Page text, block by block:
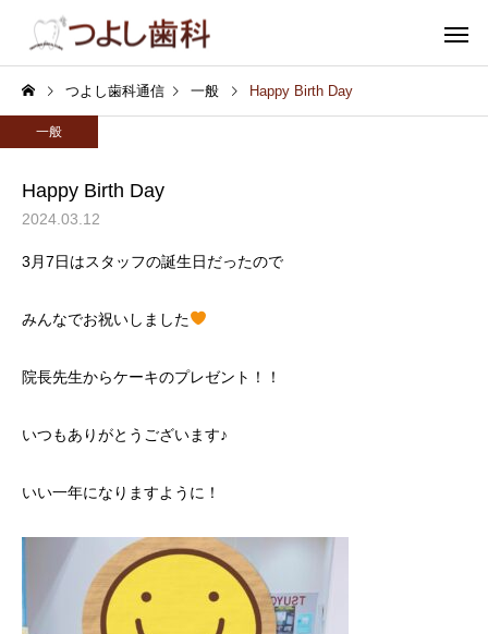
むし歯
審美歯科
つよし歯科通信 一般 Happy Birth Day
一般
Happy Birth Day
2024.03.12
3月7日はスタッフの誕生日だったので
みんなでお祝いしました
院長先生からケーキのプレゼント！！
いつもありがとうございます♪
いい一年になりますように！